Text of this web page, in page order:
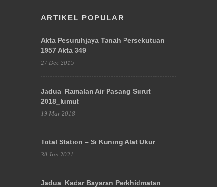
ARTIKEL POPULAR
Akta Pesuruhjaya Tanah Persekutuan
1957 Akta 349
27 Dec 2015
Jadual Ramalan Air Pasang Surut
2018_lumut
19 Mar 2018
Total Station – Si Kuning Alat Ukur
30 Jun 2021
Jadual Kadar Bayaran Perkhidmatan